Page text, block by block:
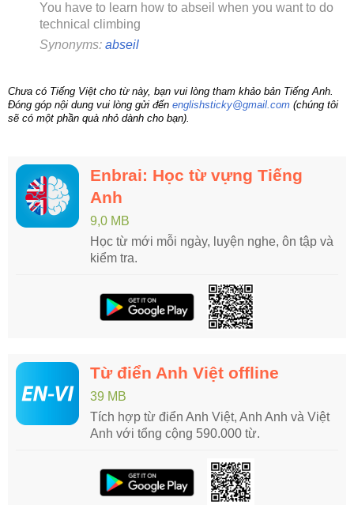
You have to learn how to abseil when you want to do
technical climbing
Synonyms: abseil
Chưa có Tiếng Việt cho từ này, bạn vui lòng tham khảo bản Tiếng Anh.
Đóng góp nội dung vui lòng gửi đến englishsticky@gmail.com (chúng tôi
sẽ có một phần quà nhỏ dành cho bạn).
Enbrai: Học từ vựng Tiếng
Anh
9,0 MB
Học từ mới mỗi ngày, luyện nghe, ôn tập và
kiểm tra.
Từ điển Anh Việt offline
39 MB
Tích hợp từ điển Anh Việt, Anh Anh và Việt
Anh với tổng cộng 590.000 từ.